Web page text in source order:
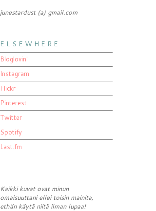
junestardust (a) gmail.com
E L S E W H E R E
Bloglovin'
Instagram
Flickr
Pinterest
Twitter
Spotify
Last.fm
Kaikki kuvat ovat minun
omaisuuttani ellei toisin mainita,
ethän käytä niitä ilman lupaa!